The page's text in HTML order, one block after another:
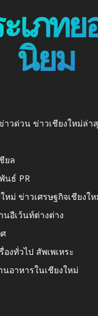
เภทย
นิยม
าวด่วน ข่าวเชียงใหม่ล่า
ยล
นธ์ PR
หม่ ข่าวเศรษฐกิจเชียงให
นอีเว้นท์ต่างต่าง
งทั่วไป สัพเพเหระ
อาหารในเชียงใหม่